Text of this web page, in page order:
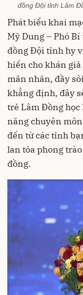
đồng Đội tỉnh Lâm
Phát biểu khai
Mỹ Dung – Phó
đồng Đội tỉnh hy
hiến cho khán
mãn nhãn, đầy
khẳng định, đây
trẻ Lâm Đồng
năng chuyên
đến từ các tỉnh
lan tỏa phong
đồng.